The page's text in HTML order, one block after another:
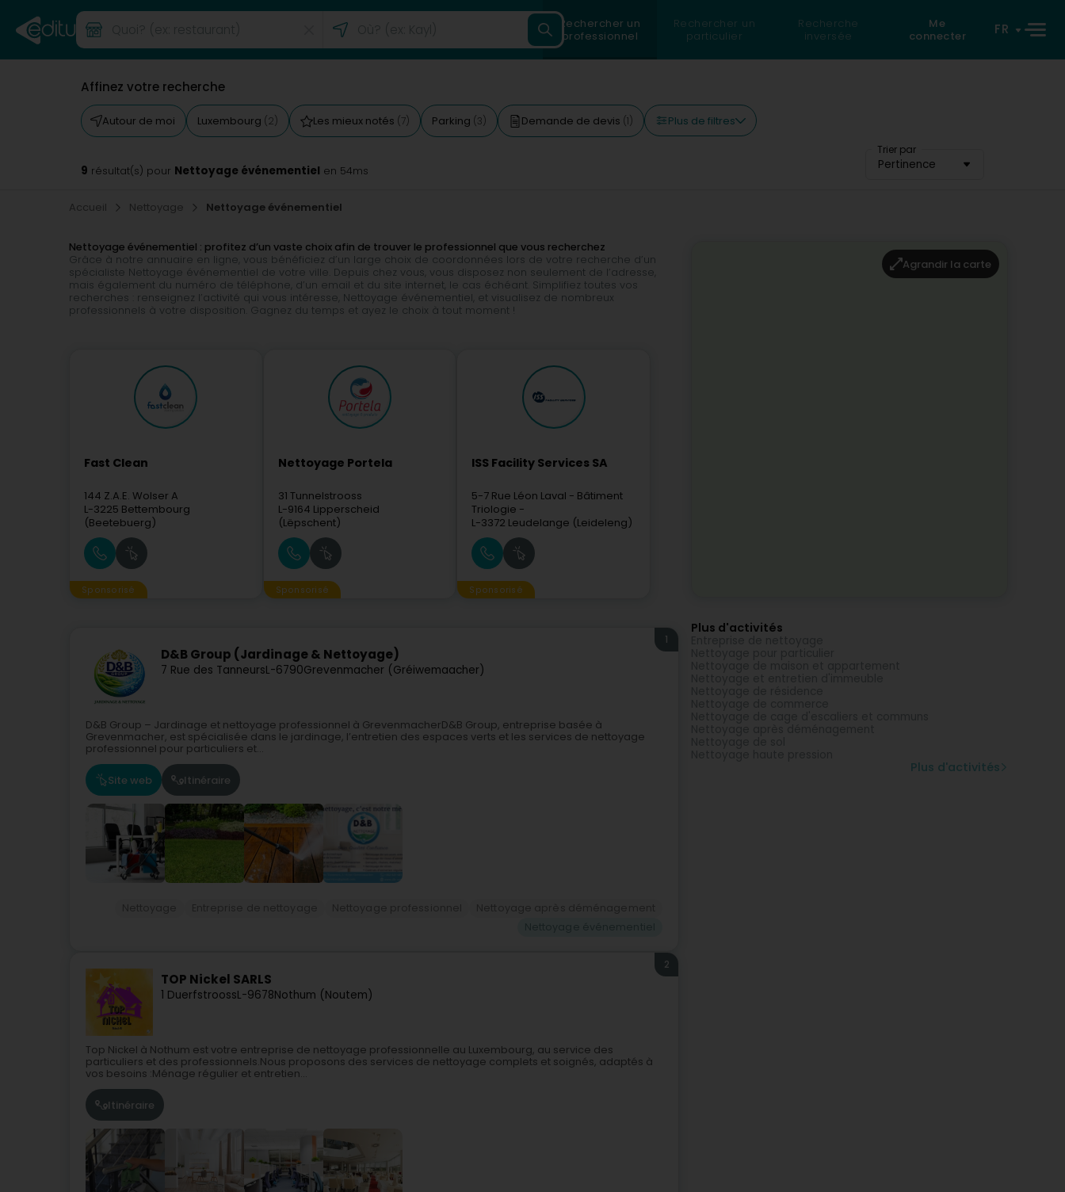
Rechercher un
professionnel
Rechercher un
particulier
Recherche
inversée
Me
connecter
FR
Affinez votre recherche
Autour de moi Luxembourg (2) Les mieux notés (7) Parking (3) Demande de devis (1) Plus de filtres
Trier par
Pertinence
9 résultat(s) pour Nettoyage événementiel en 54ms
Accueil Nettoyage Nettoyage événementiel
Nettoyage événementiel : profitez d’un vaste choix afin de trouver le professionnel que vous recherchez
Grâce à notre annuaire en ligne, vous bénéficiez d’un large choix de coordonnées lors de votre recherche d’un
spécialiste Nettoyage événementiel de votre ville. Depuis chez vous, vous disposez non seulement de l’adresse,
mais également du numéro de téléphone, d’un email et du site internet, le cas échéant. Simplifiez toutes vos
recherches : renseignez l’activité qui vous intéresse, Nettoyage événementiel, et visualisez de nombreux
professionnels à votre disposition. Gagnez du temps et ayez le choix à tout moment !
Fast Clean
144 Z.A.E. Wolser A
L-3225 Bettembourg
(Beetebuerg)
Sponsorisé
Nettoyage Portela
31 Tunnelstrooss
L-9164 Lipperscheid
(Lëpschent)
Sponsorisé
ISS Facility Services SA
5-7 Rue Léon Laval - Bâtiment
Triologie -
L-3372 Leudelange (Leideleng)
Sponsorisé
D&B Group (Jardinage & Nettoyage)
7 Rue des TanneursL-6790Grevenmacher (Gréiwemaacher)
1
D&B Group – Jardinage et nettoyage professionnel à GrevenmacherD&B Group, entreprise basée à
Grevenmacher, est spécialisée dans le jardinage, l’entretien des espaces verts et les services de nettoyage
professionnel pour particuliers et...
Site web Itinéraire
TOP Nickel SARLS
1 DuerfstroossL-9678Nothum (Noutem)
2
Top Nickel à Nothum est votre entreprise de nettoyage professionnelle au Luxembourg, au service des
particuliers et des professionnels.Nous proposons des services de nettoyage complets et soignés, adaptés à
vos besoins :Ménage régulier et entretien...
Itinéraire
Agrandir la carte
Plus d'activités
Plus d'activités